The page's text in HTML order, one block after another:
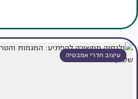
עיצוב חדרי אמבטיה